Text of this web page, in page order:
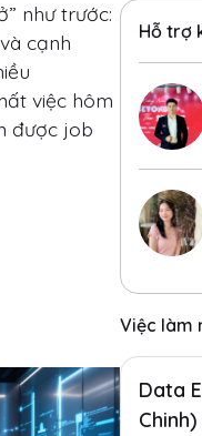
như trước:
cạnh
việc hôm
được job
Hỗ trợ
Việc làm
Data
Chinh)